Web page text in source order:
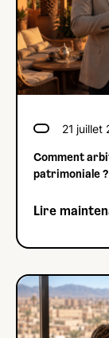
21 juillet
Comment
patrimoniale ?
Lire